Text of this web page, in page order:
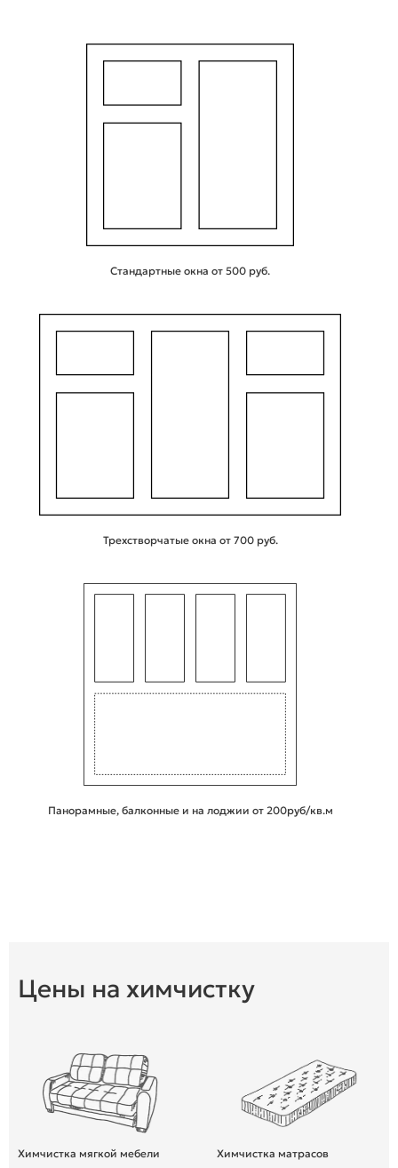
Стандартные окна от 500 руб.
Трехстворчатые окна от 700 руб.
Панорамные, балконные и на лоджии от 200руб/кв.м
Цены на химчистку
Химчистка мягкой мебели Химчистка матрасов